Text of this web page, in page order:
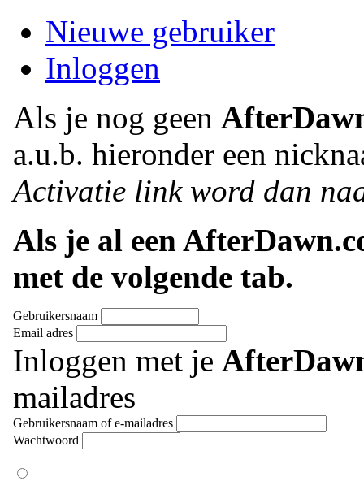
Nieuwe gebruiker
Inloggen
Als je nog geen
a.u.b. hieronder een
Activatie link word dan
Als je al een
met de volgende tab.
Gebruikersnaam
Email adres
Inloggen met je
mailadres
Gebruikersnaam of e-mailadres
Wachtwoord